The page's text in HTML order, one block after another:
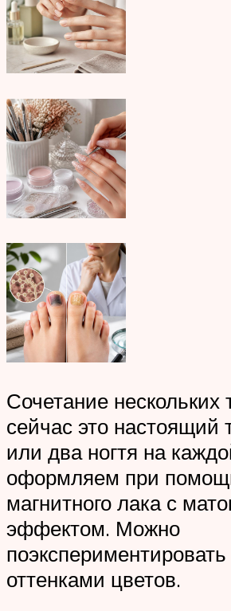
Сочетание нескольких
сейчас это настоящий
или два ногтя на
оформляем при
магнитного лака с
эффектом. Можно
оттенками цветов.